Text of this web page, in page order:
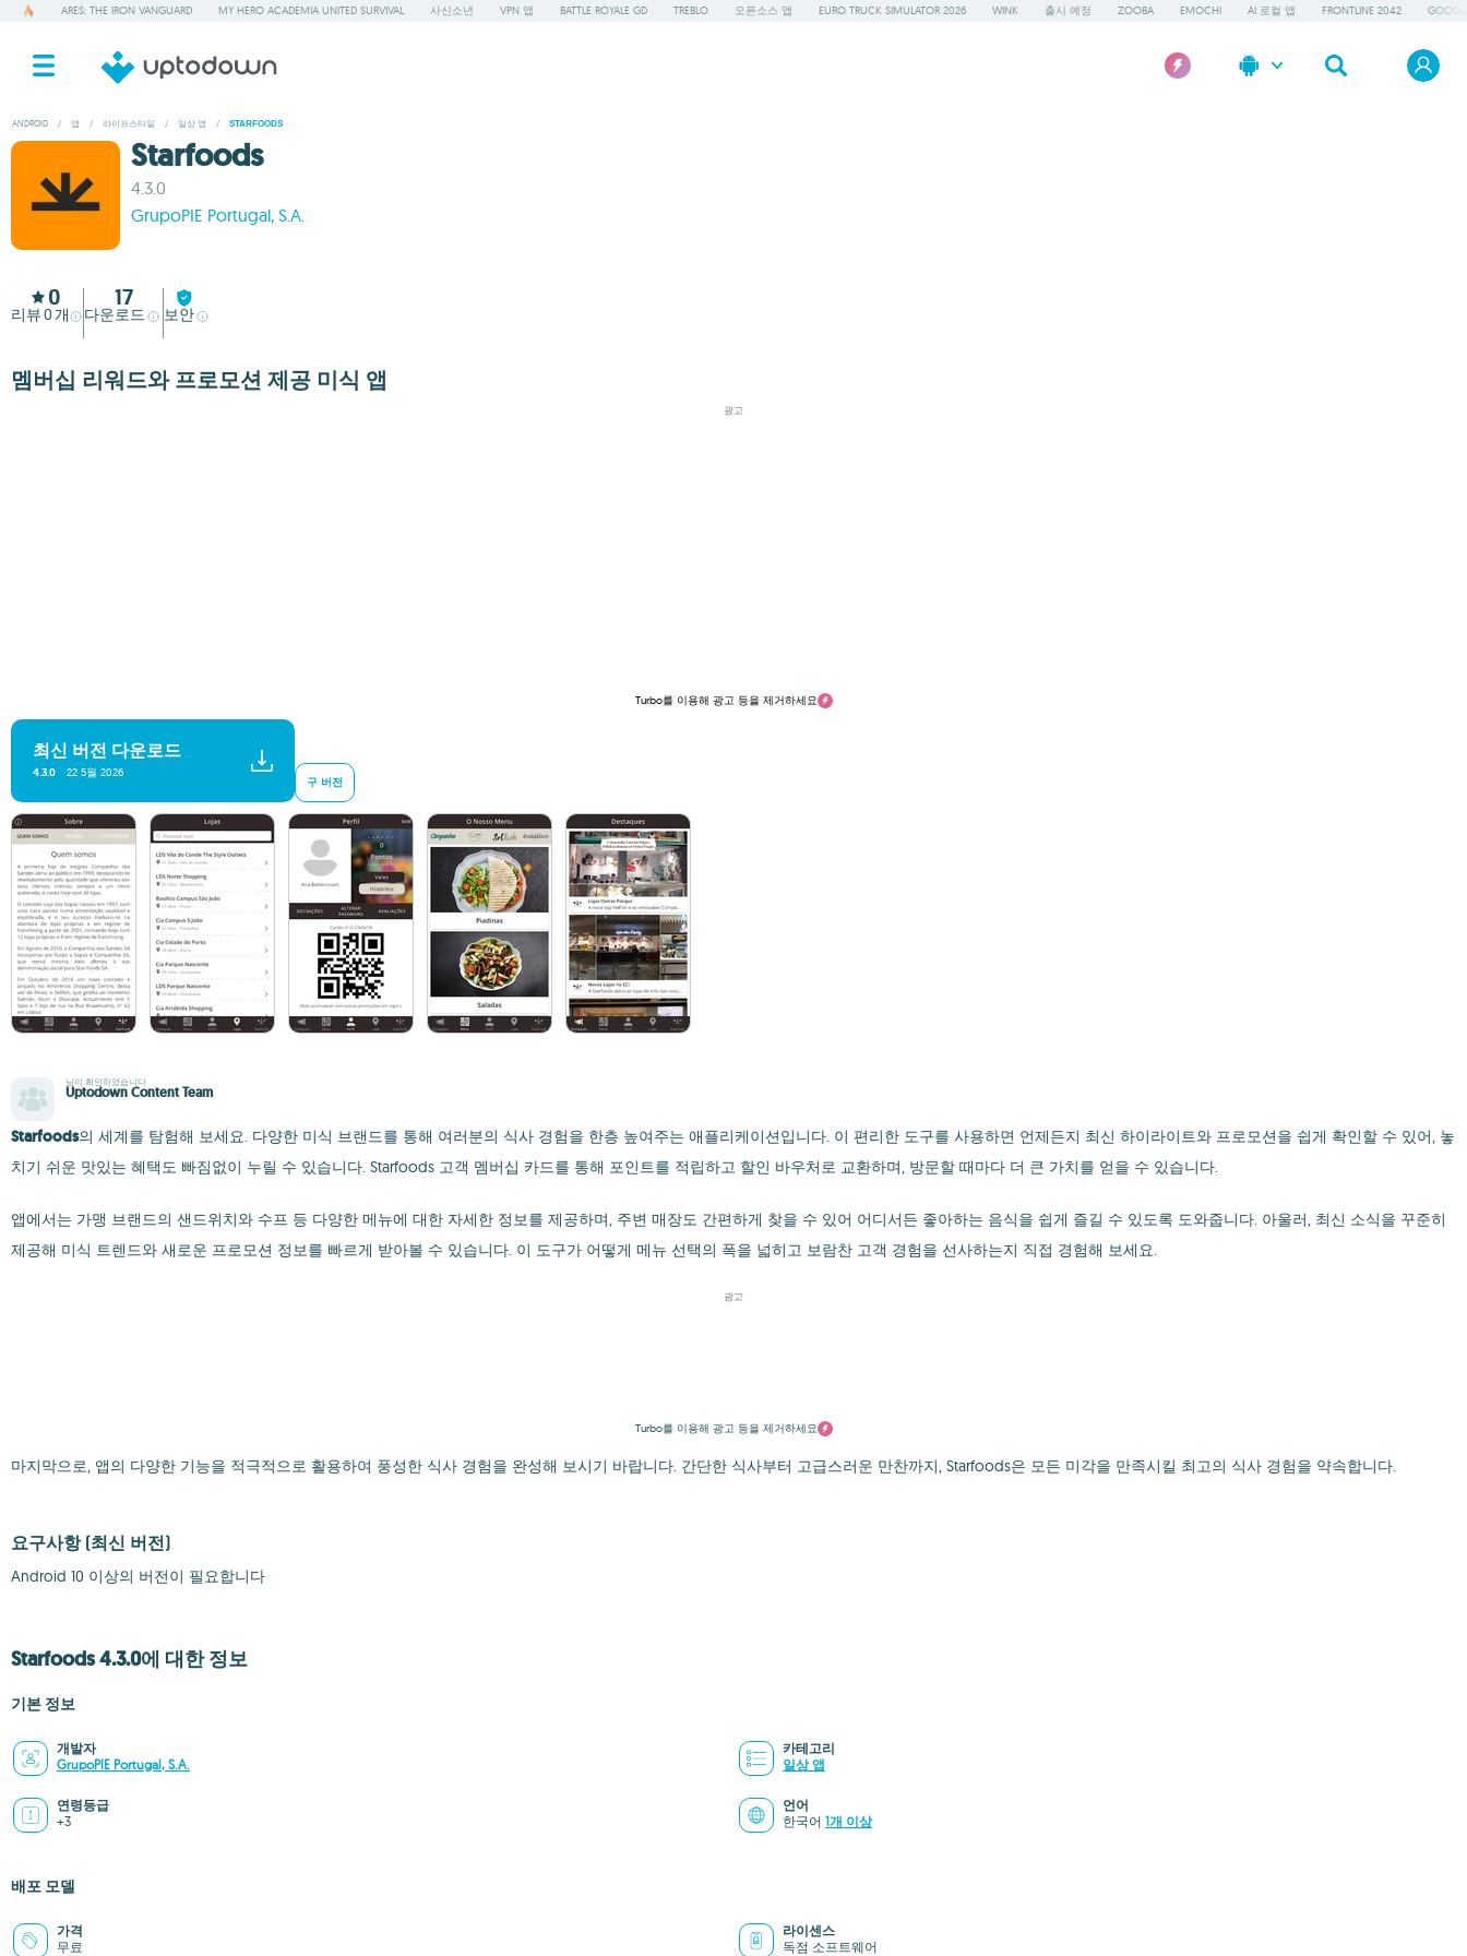
ARES: THE IRON VANGUARD MY HERO ACADEMIA UNITED SURVIVAL 사신소년 VPN 앱 BATTLE ROYALE GD TREBLO 오픈소스 앱 EURO TRUCK SIMULATOR 2026 WINK 출시 예정 ZOOBA EMOCHI AI 로컬 앱 FRONTLINE 2042
ANDROID / 앱 / 라이프스타일 / 일상 앱 / STARFOODS
Starfoods
4.3.0
GrupoPIE Portugal, S.A.
0
리뷰0 개
17
다운로드 보안
멤버십 리워드와 프로모션 제공 미식 앱
광고
Turbo를 이용해 광고 등을 제거하세요
최신 버전 다운로드
4.3.0 22 5월 2026
구 버전
님이 확인하였습니다
Uptodown Content Team
Starfoods의 세계를 탐험해 보세요. 다양한 미식 브랜드를 통해 여러분의 식사 경험을 한층 높여주는 애플리케이션입니다. 이 편리한 도구를 사용하면 언제든지 최신 하이라이트와 프로모션을 쉽게 확인할 수 있어, 놓
치기 쉬운 맛있는 혜택도 빠짐없이 누릴 수 있습니다. Starfoods 고객 멤버십 카드를 통해 포인트를 적립하고 할인 바우처로 교환하며, 방문할 때마다 더 큰 가치를 얻을 수 있습니다.
앱에서는 가맹 브랜드의 샌드위치와 수프 등 다양한 메뉴에 대한 자세한 정보를 제공하며, 주변 매장도 간편하게 찾을 수 있어 어디서든 좋아하는 음식을 쉽게 즐길 수 있도록 도와줍니다. 아울러, 최신 소식을 꾸준히
제공해 미식 트렌드와 새로운 프로모션 정보를 빠르게 받아볼 수 있습니다. 이 도구가 어떻게 메뉴 선택의 폭을 넓히고 보람찬 고객 경험을 선사하는지 직접 경험해 보세요.
광고
Turbo를 이용해 광고 등을 제거하세요
마지막으로, 앱의 다양한 기능을 적극적으로 활용하여 풍성한 식사 경험을 완성해 보시기 바랍니다. 간단한 식사부터 고급스러운 만찬까지, Starfoods은 모든 미각을 만족시킬 최고의 식사 경험을 약속합니다.
요구사항 (최신 버전)
Android 10 이상의 버전이 필요합니다
Starfoods 4.3.0에 대한 정보
기본 정보
개발자
GrupoPIE Portugal, S.A.
카테고리
일상 앱
연령등급
+3
언어
한국어 1개 이상
배포 모델
가격
무료
라이센스
독점 소프트웨어